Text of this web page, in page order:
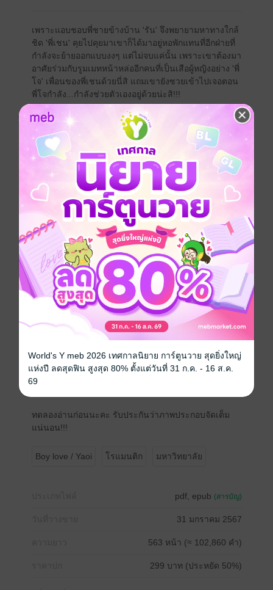
เพราะแอบชอบพี่ชายข้างบ้าน 'รัน' จึงพยายามหาทางใกล้
ชิด 'พี่เชน' คุยไปคุยมาเขาก็ได้มาอยู่หอพักแทนที่อีกฝ่ายที่
กำลังจะย้ายออกแบบงงๆ แต่ไม่จบแค่นั้น เพราะเขาต้องมา
อาศัยร่วมกับรูมเมทหน้าหล่ออีกคนที่เป็นเสือผู้หญิงอย่าง 'พี่
โจ' เพื่อนของพี่เชนด้วยนี่สิ แถมเขายังซวยเข้าไปเจอตอน
พี่โจกำลัง...กำลังช่วยตัวเองอยู่ด้วยน่ะสิ!!!
"อย่าไป...ช่วยกูก่อนรัน"
"ช่วย? ช่วยอะไรพี่โจ!!"
ผลั่ก!!
"อื้ออ...อี้โอ (พี่โจ)"
เมื่อรูมเมทรุ่นน้องอย่าง 'รัน' ที่ต้องมาอยู่ร่วมห้องกับเสือผู้
หญิงที่ไม่คิดจะจริงใจกับใครอย่าง 'โจ' ความสัมพันธ์ชั่ว
ทดลองอ่านก่อนนะคะ รับประกันว่าภาพประกอบจัดเต็ม
แน่นอน!!!
Boy love / Yaoi โรแมนติก มหาวิทยาลัย
pdf, epub (สารบัญ)
31 มกราคม 2567
563 หน้า (≈ 102,860 คำ)
299 บาท (ประหยัด 50%)
World's Y meb 2026 เทศกาลนิยาย การ์ตูนวาย สุดยิ่งใหญ่
แห่งปี ลดสุดฟิน สูงสุด 80% ตั้งแต่วันที่ 31 ก.ค. - 16 ส.ค.
69